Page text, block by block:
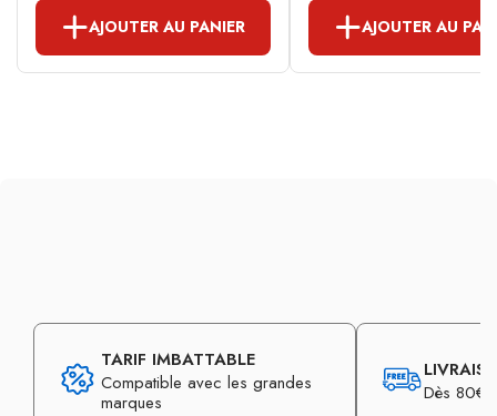
AJOUTER AU PANIER AJOUTER AU
TARIF IMBATTABLE
Compatible avec les grandes
marques
Dès 80€